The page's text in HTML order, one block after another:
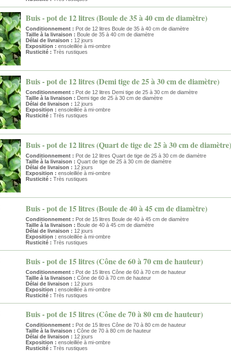
Buis - pot de 12 litres (Boule de 35 à 40 cm de diamètre)
Conditionnement : Pot de 12 litres Boule de 35 à 40 cm de diamètre
Taille à la livraison : Boule de 35 à 40 cm de diamètre
Délai de livraison : 12 jours
Exposition : ensoleillée à mi-ombre
Rusticité : Très rustiques
Buis - pot de 12 litres (Demi tige de 25 à 30 cm de diamètre)
Conditionnement : Pot de 12 litres Demi tige de 25 à 30 cm de diamètre
Taille à la livraison : Demi tige de 25 à 30 cm de diamètre
Délai de livraison : 12 jours
Exposition : ensoleillée à mi-ombre
Rusticité : Très rustiques
Buis - pot de 12 litres (Quart de tige de 25 à 30 cm de diamètre)
Conditionnement : Pot de 12 litres Quart de tige de 25 à 30 cm de diamètre
Taille à la livraison : Quart de tige de 25 à 30 cm de diamètre
Délai de livraison : 12 jours
Exposition : ensoleillée à mi-ombre
Rusticité : Très rustiques
Buis - pot de 15 litres (Boule de 40 à 45 cm de diamètre)
Conditionnement : Pot de 15 litres Boule de 40 à 45 cm de diamètre
Taille à la livraison : Boule de 40 à 45 cm de diamètre
Délai de livraison : 12 jours
Exposition : ensoleillée à mi-ombre
Rusticité : Très rustiques
Buis - pot de 15 litres (Cône de 60 à 70 cm de hauteur)
Conditionnement : Pot de 15 litres Cône de 60 à 70 cm de hauteur
Taille à la livraison : Cône de 60 à 70 cm de hauteur
Délai de livraison : 12 jours
Exposition : ensoleillée à mi-ombre
Rusticité : Très rustiques
Buis - pot de 15 litres (Cône de 70 à 80 cm de hauteur)
Conditionnement : Pot de 15 litres Cône de 70 à 80 cm de hauteur
Taille à la livraison : Cône de 70 à 80 cm de hauteur
Délai de livraison : 12 jours
Exposition : ensoleillée à mi-ombre
Rusticité : Très rustiques